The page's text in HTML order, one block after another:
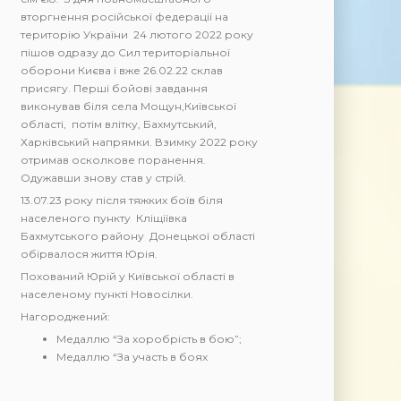
вторгнення російської федерації на
територію України 24 лютого 2022 року
пішов одразу до Сил територіальної
оборони Києва і вже 26.02.22 склав
присягу. Перші бойові завдання
виконував біля села Мощун,Київської
області, потім влітку, Бахмутський,
Харківський напрямки. Взимку 2022 року
отримав осколкове поранення.
Одужавши знову став у стрій.
13.07.23 року після тяжких боїв біля
населеного пункту Кліщіївка
Бахмутського району Донецької області
обірвалося життя Юрія.
Похований Юрій у Київської області в
населеному пункті Новосілки.
Нагороджений:
Медаллю “За хоробрість в бою”;
Медаллю “За участь в боях